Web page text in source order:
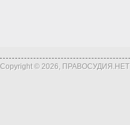
Copyright © 2026, ПРАВОСУДИЯ.НЕТ